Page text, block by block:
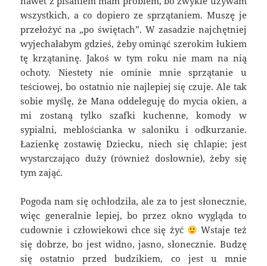
wszystkich, a co dopiero ze sprzątaniem. Muszę je
przełożyć na „po świętach”. W zasadzie najchętniej
wyjechałabym gdzieś, żeby ominąć szerokim łukiem
tę krzątaninę. Jakoś w tym roku nie mam na nią
ochoty. Niestety nie ominie mnie sprzątanie u
teściowej, bo ostatnio nie najlepiej się czuje. Ale tak
sobie myślę, że Mana oddeleguję do mycia okien, a
mi zostaną tylko szafki kuchenne, komody w
sypialni, meblościankaw saloniku i odkurzanie.
Łazienkę zostawię Dziecku, niech się chlapie; jest
wystarczająco duży (również dosłownie), żeby się
tym zająć.
Pogoda nam się ochłodziła, ale za to jest słonecznie,
więc generalnie lepiej, bo przez okno wygląda to
cudownie i człowiekowi chce się żyć
Wstaje też
się dobrze, bo jest widno, jasno, słonecznie. Budzę
się ostatnio przed budzikiem, co jest u mnie